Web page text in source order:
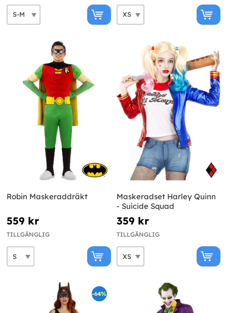
Robin Maskeraddräkt
559 kr
TILLGÄNGLIG
Maskeradset Harley Quinn
- Suicide Squad
359 kr
TILLGÄNGLIG
-64%